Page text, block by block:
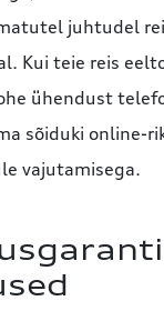
juhtudel
Kui teie reis
ühendust
sõiduki online-
vajutamisega.